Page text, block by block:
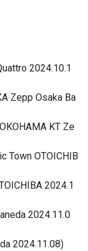
2024.10.1
Zepp Osaka Ba
KT Ze
Town OTOICHIB
2024.1
2024.11.0
2024.11.08)